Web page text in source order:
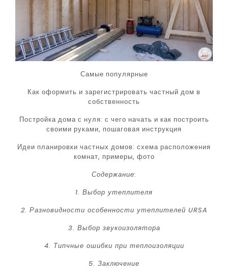
Самые популярные
Как оформить и зарегистрировать частный дом в
собственность
Постройка дома с нуля: с чего начать и как построить
своими руками, пошаговая инструкция
Идеи планировки частных домов: схема расположения
комнат, примеры, фото
Содержание:
1. Выбор утеплителя
2. Разновидности особенности утеплителей URSA
3. Выбор звукоизолятора
4. Типчные ошибки при теплоизоляции
5. Заключение